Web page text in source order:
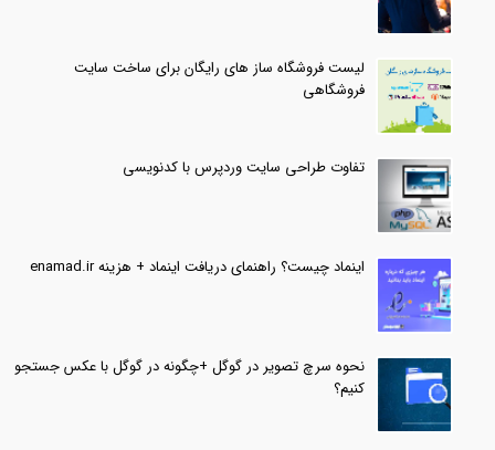
لیست فروشگاه ساز های رایگان برای ساخت سایت
فروشگاهی
تفاوت طراحی سایت وردپرس با کدنویسی
اینماد چیست؟ راهنمای دریافت اینماد + هزینه enamad.ir
نحوه سرچ تصویر در گوگل +چگونه در گوگل با عکس جستجو
کنیم؟